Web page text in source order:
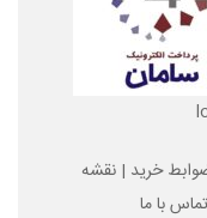
خرید |نقشه
تماس با ما